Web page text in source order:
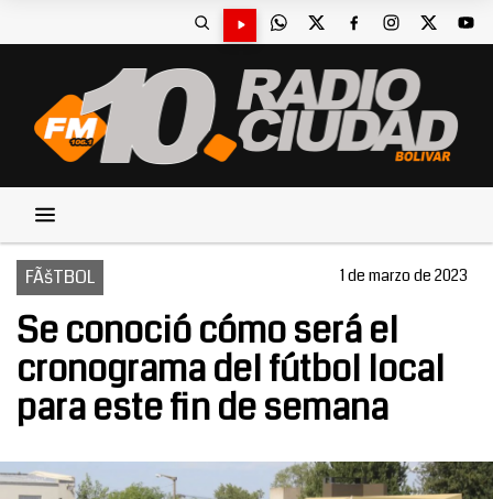
FÃšTBOL 1 de marzo de 2023
Se conoció cómo será el
cronograma del fútbol local
para este fin de semana